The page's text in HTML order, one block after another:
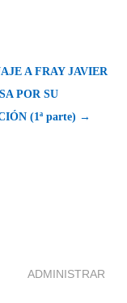
A FRAY JAVIER
POR SU
(1ª parte) →
ADMINISTRAR